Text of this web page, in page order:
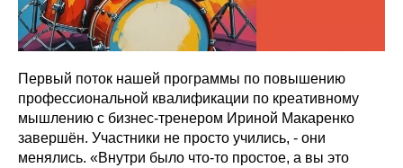
Первый поток нашей программы по повышению
профессиональной квалификации по креативному
мышлению с бизнес-тренером Ириной Макаренко
завершён. Участники не просто учились, - они
менялись. «Внутри было что-то простое, а вы это